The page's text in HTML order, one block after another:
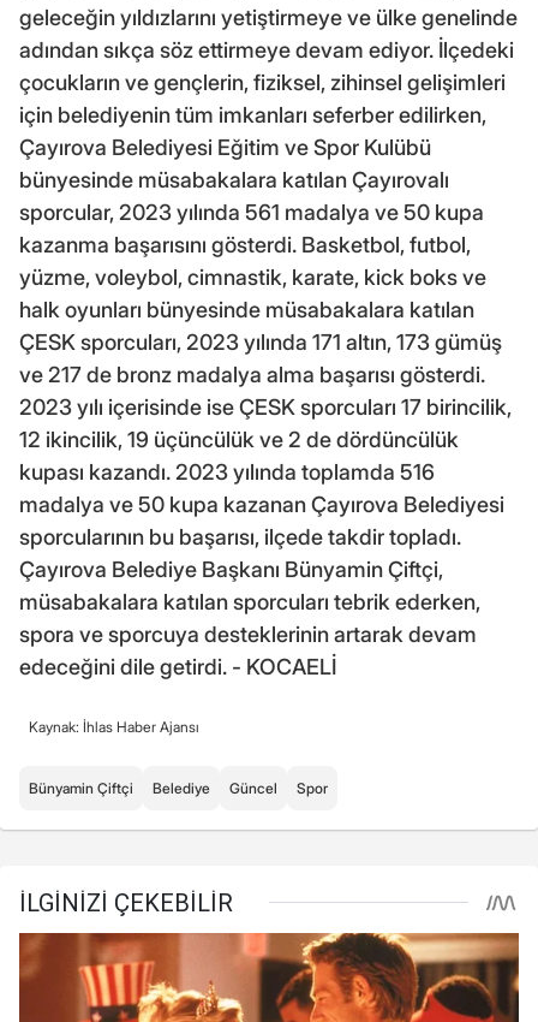
geleceğin yıldızlarını yetiştirmeye ve ülke genelinde
adından sıkça söz ettirmeye devam ediyor. İlçedeki
çocukların ve gençlerin, fiziksel, zihinsel gelişimleri
için belediyenin tüm imkanları seferber edilirken,
Çayırova Belediyesi Eğitim ve Spor Kulübü
bünyesinde müsabakalara katılan Çayırovalı
sporcular, 2023 yılında 561 madalya ve 50 kupa
kazanma başarısını gösterdi. Basketbol, futbol,
yüzme, voleybol, cimnastik, karate, kick boks ve
halk oyunları bünyesinde müsabakalara katılan
ÇESK sporcuları, 2023 yılında 171 altın, 173 gümüş
ve 217 de bronz madalya alma başarısı gösterdi.
2023 yılı içerisinde ise ÇESK sporcuları 17 birincilik,
12 ikincilik, 19 üçüncülük ve 2 de dördüncülük
kupası kazandı. 2023 yılında toplamda 516
madalya ve 50 kupa kazanan Çayırova Belediyesi
sporcularının bu başarısı, ilçede takdir topladı.
Çayırova Belediye Başkanı Bünyamin Çiftçi,
müsabakalara katılan sporcuları tebrik ederken,
spora ve sporcuya desteklerinin artarak devam
edeceğini dile getirdi. - KOCAELİ
Kaynak: İhlas Haber Ajansı
Bünyamin Çiftçi Belediye Güncel Spor